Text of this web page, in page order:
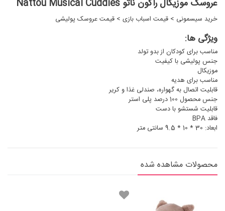
عروسک موزیکال راکون ناتو Nattou Musical Cuddies
خرید سیسمونی > قیمت اسباب بازی > قیمت عروسک پولیشی
ویژگی ها:
مناسب برای کودکان از بدو تولد
جنس پولیشی با کیفیت
موزیکال
مناسب برای هدیه
قابلیت اتصال به گهواره، صندلی غذا و کریر
جنس محصول 100 درصد پلی استر
قابلیت شستشو با دست
فاقد BPA
ابعاد: 30 * 10 * 9.5 سانتی متر
محصولات مشاهده شده